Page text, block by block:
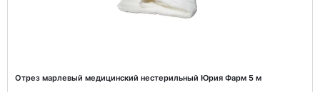
Отрез марлевый медицинский нестерильный Юрия Фарм 5 м